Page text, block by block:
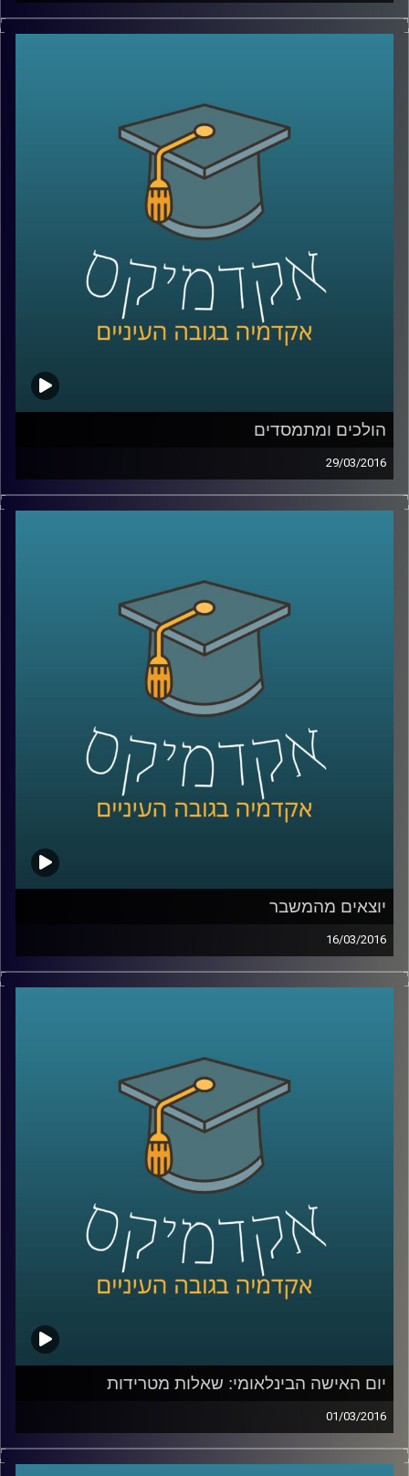
אוהבים ביקורת? ביקורתיים כלפי עצמכם או
פרופסור תמר שגיא חוקרת יחסים בין קבוצות,
והפעם מתמקדת בשאלת השפעתה של ביקורת
על הקבוצה המבקרת, על הקבוצה המבוקרת
ועל קבוצות חיצוניות לסכסוך .
AudioVersity
הולכים ומתמסדים
29/03/2016
ראש החוג למדיניות ציבורית באוניברסיטת תל
בה, ובעצם על חיי היומיום של כולנו: בריאות,
חינוך, פנסיה, דיור, אבטלה. שני תחומי ענק
מעניינים המושפעים משינויים במבנה המוסדי
הם מעמד הביניים ואנרגיות מתחדשות
AudioVersity
יוצאים מהמשבר
16/03/2016
ניהול קונפליקטים הוא עניין שברירי. זה נכון לכל
ארגון שמפיץ את
המתודולוגיה בעולם
–בואו ללמוד לפתור
בעיות, להרוויח מהסבכים שבחייכם ולהשיג קצת
AudioVersity
יום האישה הבינלאומי: שאלות מטרידות
01/03/2016
זה מגיע מכל כיוון וצף על פני המים – הטרדות